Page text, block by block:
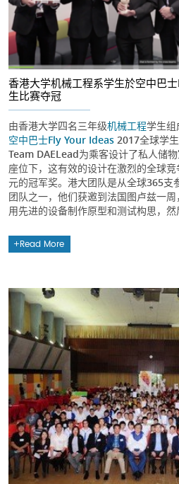
香港大学机械工程系学生於空中巴
生比赛夺冠
由香港大学四名三年级机械工程学生组
空中巴士Fly Your Ideas 2017全球学
Team DAELead为乘客设计了私人储
座位下，这有效的设计在激烈的全球
元的冠军奖。港大团队是从全球365支
团队之一，他们获邀到法国图卢兹一
用先进的设备制作原型和测试构思，然
Read More